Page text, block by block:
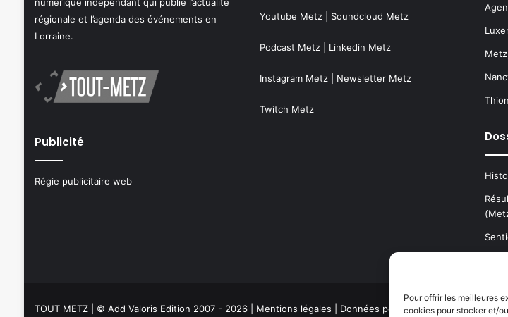
Pour offrir les meilleures
cookies pour stocker et/
numérique indépendant qui publie l’actualité
régionale et l’agenda des événements en
Lorraine.
Publicité
Régie publicitaire web
Youtube Metz| Soundcloud Metz
Podcast Metz| Linkedin Metz
Instagram Metz| Newsletter Metz
Twitch Metz
TOUT METZ| © Add Valoris Edition 2007 - 2026 | Mentions légales Données personnelles|CGU|Régie